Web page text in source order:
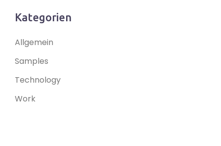
Kategorien
Allgemein
Samples
Technology
Work